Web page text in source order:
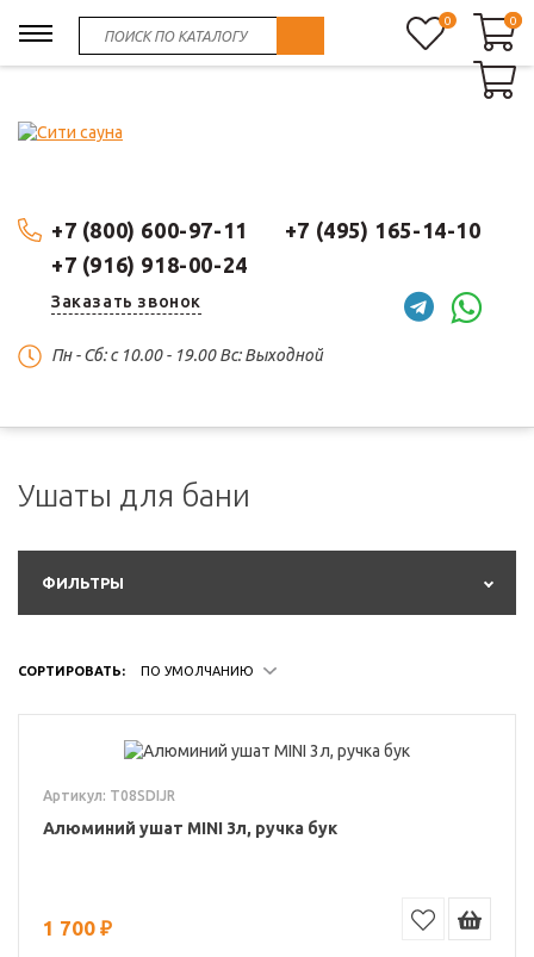
+7 (800) 600-97-11
+7 (495) 165-14-10
+7 (916) 918-00-24
Заказать звонок
Пн - Сб: c 10.00 - 19.00 Вс: Выходной
0 0
0
Ушаты для бани
ФИЛЬТРЫ
СОРТИРОВАТЬ: ПО УМОЛЧАНИЮ
Артикул: T08SDIJR
Алюминий ушат MINI 3л, ручка бук
1 700 ₽